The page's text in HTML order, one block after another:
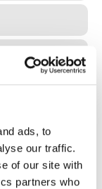
ads, to
our traffic.
of our site with
partners who